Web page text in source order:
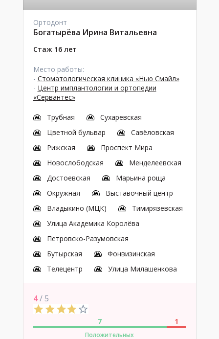
Ортодонт
Богатырёва Ирина Витальевна
Стаж 16 лет
Место работы:
- Стоматологическая клиника «Нью Смайл»
- Центр имплантологии и ортопедии
«Сервантес»
Трубная
Сухаревская
Цветной бульвар
Савёловская
Рижская
Проспект Мира
Новослободская
Менделеевская
Достоевская
Марьина роща
Окружная
Выставочный центр
Владыкино (МЦК)
Тимирязевская
Улица Академика Королёва
Петровско-Разумовская
Бутырская
Фонвизинская
Телецентр
Улица Милашенкова
4/ 5
7 1
Положительных